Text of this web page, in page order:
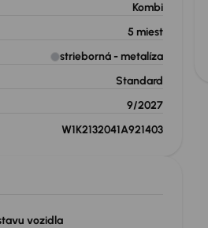
Kombi
5 miest
strieborná - metalíza
Standard
9/2027
W1K2132041A921403
vozidla